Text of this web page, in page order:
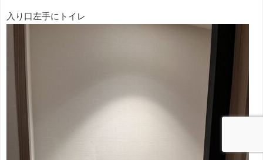
入り口左手にトイレ